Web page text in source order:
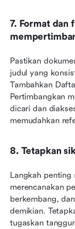
7. Format dan
Pastikan
judul yang
Tambahkan
Pertimbangkan
dicari dan
memudahkan
8. Tetapkan
Langkah penting
merencanakan
berkembang,
demikian.
tugaskan